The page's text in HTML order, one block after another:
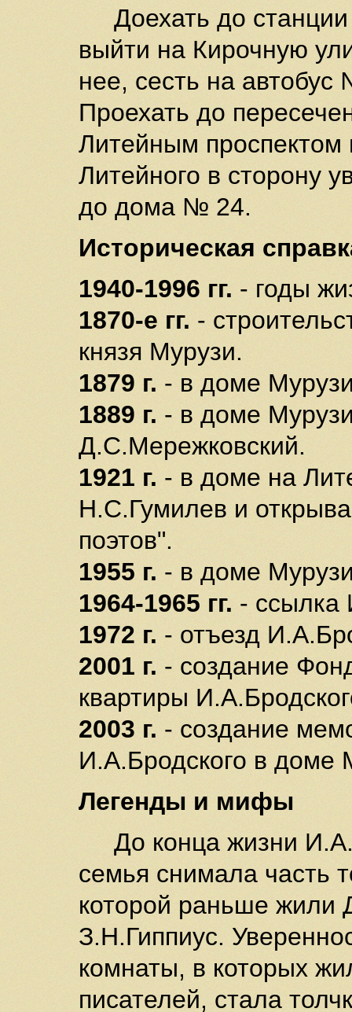
Доехать до
выйти на Кирочную
нее, сесть на
Проехать до
Литейным проспектом
Литейного в сторону
до дома № 24.
Историческая
1940-1996 гг. - годы
1870-е гг. -
князя Мурузи.
1879 г. - в доме
1889 г. - в доме
Д.С.Мережковский.
1921 г. - в доме на
Н.С.Гумилев и
поэтов".
1955 г. - в доме
1964-1965 гг. - ссылка
1972 г. - отъезд
2001 г. - создание
квартиры
2003 г. - создание
И.А.Бродского в доме
Легенды и мифы
До конца жизни
семья снимала часть
которой раньше жили
З.Н.Гиппиус.
комнаты, в которых
писателей, стала